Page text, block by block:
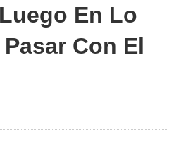
En Lo
Con El